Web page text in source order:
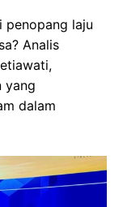
penopang laju
Analis
yang
dalam